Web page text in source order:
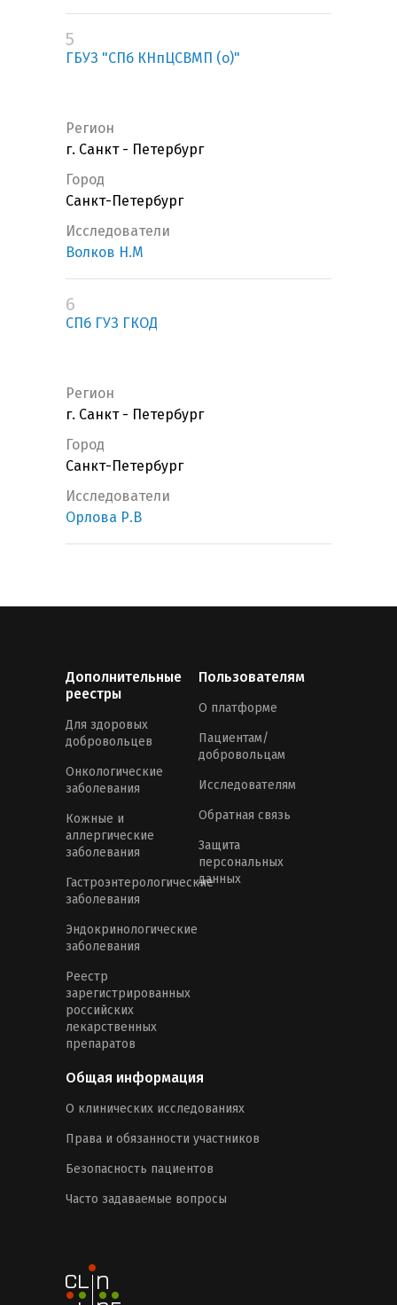
5
ГБУЗ "СПб КНпЦСВМП (о)"
Регион
г. Санкт - Петербург
Город
Санкт-Петербург
Исследователи
Волков Н.М
6
СПб ГУЗ ГКОД
Регион
г. Санкт - Петербург
Город
Санкт-Петербург
Исследователи
Орлова Р.В
Дополнительные
реестры
Для здоровых
добровольцев
Онкологические
заболевания
Кожные и
аллергические
заболевания
Гастроэнтерологические
заболевания
Эндокринологические
заболевания
Реестр
зарегистрированных
российских
лекарственных
препаратов
Пользователям
О платформе
Пациентам/
добровольцам
Исследователям
Обратная связь
Защита
персональных
данных
Общая информация
О клинических исследованиях
Права и обязанности участников
Безопасность пациентов
Часто задаваемые вопросы